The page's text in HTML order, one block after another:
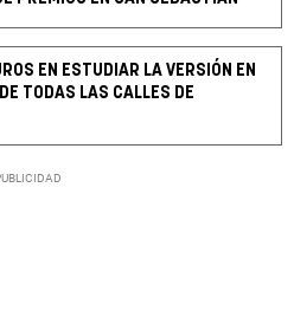
EN ESTUDIAR LA VERSIÓN EN
TODAS LAS CALLES DE